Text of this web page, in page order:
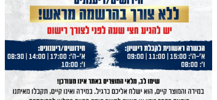
הכשרות
מועדון קליעה